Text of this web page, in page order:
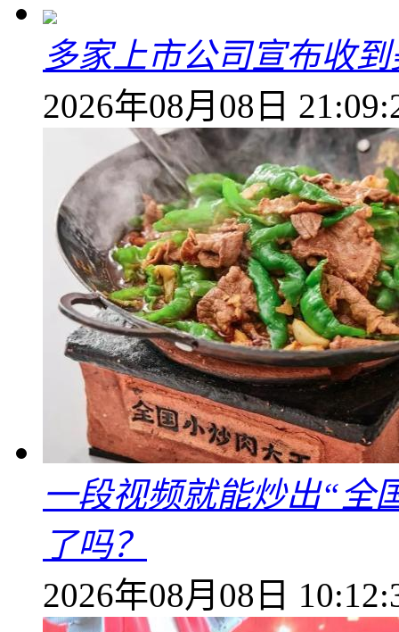
多家上市公司宣布收
2026年08月08日
一段视频就能炒出“全
了吗？
2026年08月08日